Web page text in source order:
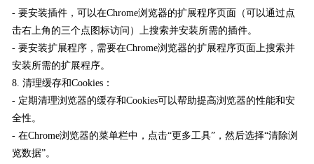
- 要安装插件，可以在Chrome浏览器的扩展程序页面（可以通过点
击右上角的三个点图标访问）上搜索并安装所需的插件。
- 要安装扩展程序，需要在Chrome浏览器的扩展程序页面上搜索并
安装所需的扩展程序。
8. 清理缓存和Cookies：
- 定期清理浏览器的缓存和Cookies可以帮助提高浏览器的性能和安
全性。
- 在Chrome浏览器的菜单栏中，点击“更多工具”，然后选择“清除浏
览数据”。